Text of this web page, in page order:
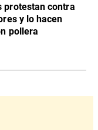
protestan contra
y lo hacen
pollera